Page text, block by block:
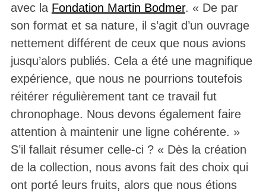
avec la Fondation Martin Bodmer. « De par
son format et sa nature, il s’agit d’un ouvrage
nettement différent de ceux que nous avions
jusqu’alors publiés. Cela a été une magnifique
expérience, que nous ne pourrions toutefois
réitérer régulièrement tant ce travail fut
chronophage. Nous devons également faire
attention à maintenir une ligne cohérente. »
S’il fallait résumer celle-ci ? « Dès la création
de la collection, nous avons fait des choix qui
ont porté leurs fruits, alors que nous étions